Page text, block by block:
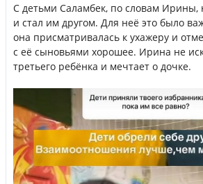
С детьми Саламбек, по словам
и стал им другом. Для неё это было
она присматривалась к ухажеру и
с её сыновьями хорошее. Ирина не
третьего ребёнка и мечтает о дочке.